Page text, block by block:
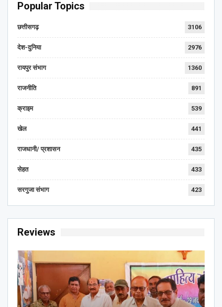
Popular Topics
छत्तीसगढ़ 3106
देश-दुनिया 2976
रायपुर संभाग 1360
राजनीति 891
क्राइम 539
खेल 441
राजधानी/ प्रशासन 435
सेहत 433
सरगुजा संभाग 423
Reviews